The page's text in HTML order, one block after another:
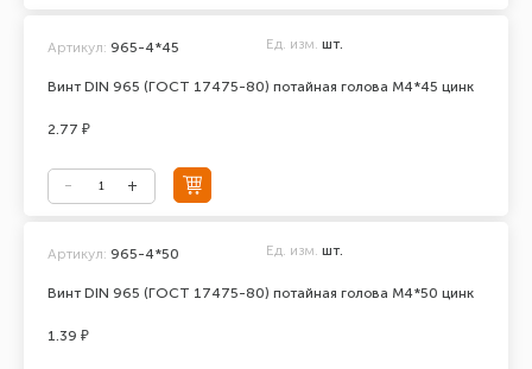
Винт DIN 965 (ГОСТ 17475-80) потайная голова М4*45 цинк
Артикул: 965-4*45 Ед. изм. шт.
2.77 ₽
Винт DIN 965 (ГОСТ 17475-80) потайная голова М4*50 цинк
Артикул: 965-4*50 Ед. изм. шт.
1.39 ₽